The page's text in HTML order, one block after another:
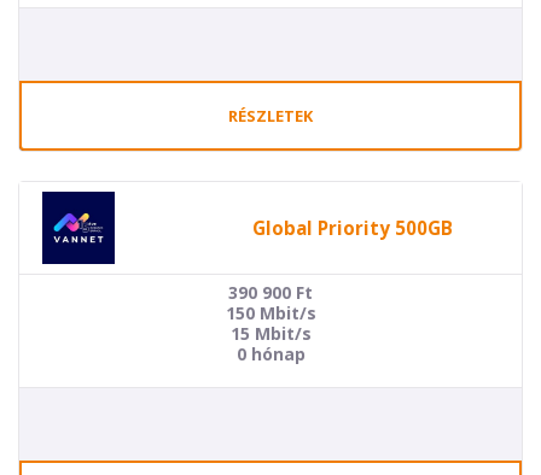
RÉSZLETEK
Global Priority 500GB
390 900 Ft
150 Mbit/s
15 Mbit/s
0 hónap